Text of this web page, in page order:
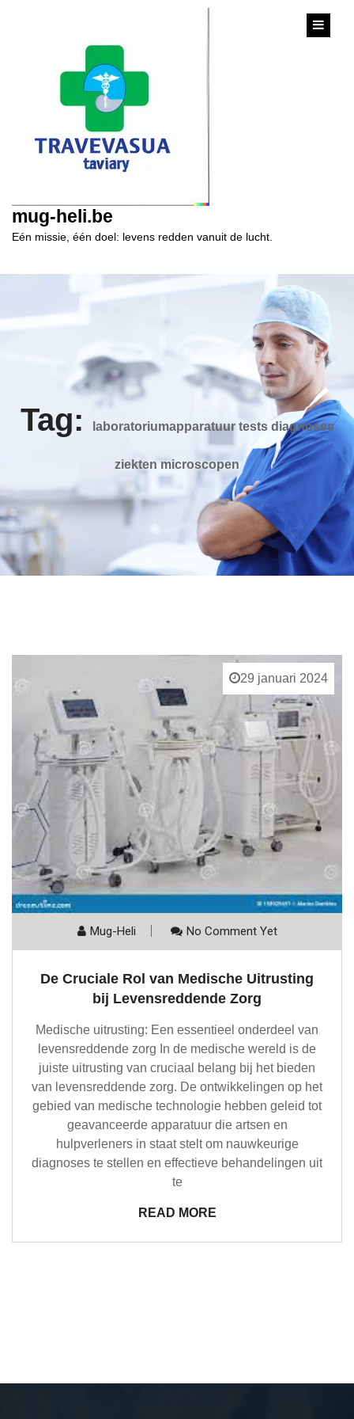
mug-heli.be
Eén missie, één doel: levens redden vanuit de lucht.
Tag: laboratoriumapparatuur tests diagnoses
ziekten microscopen
29 januari 2024
Mug-Heli No Comment Yet
De Cruciale Rol van Medische Uitrusting
bij Levensreddende Zorg
Medische uitrusting: Een essentieel onderdeel van
levensreddende zorg In de medische wereld is de
juiste uitrusting van cruciaal belang bij het bieden
van levensreddende zorg. De ontwikkelingen op het
gebied van medische technologie hebben geleid tot
geavanceerde apparatuur die artsen en
hulpverleners in staat stelt om nauwkeurige
diagnoses te stellen en effectieve behandelingen uit
te
READ MORE